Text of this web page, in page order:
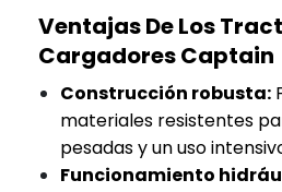
Ventajas De Los
Cargadores Captain
Construcción robusta:
materiales resistentes
pesadas y un uso
Funcionamiento